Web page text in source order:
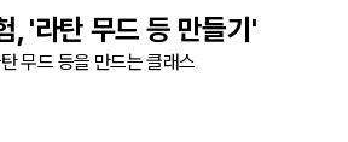
, '라탄 무드 등 만들기'
무드 등을 만드는 클래스